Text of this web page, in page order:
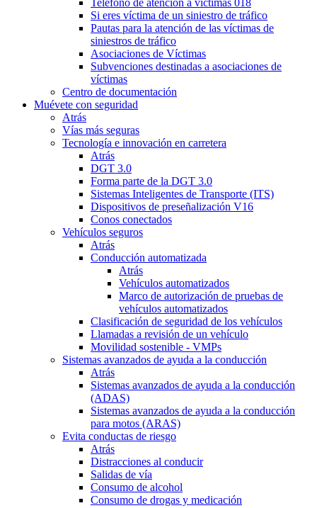
Teléfono de atención a víctimas 018
Si eres víctima de un siniestro de tráfico
Pautas para la atención de las víctimas de
siniestros de tráfico
Asociaciones de Víctimas
Subvenciones destinadas a asociaciones de
víctimas
Centro de documentación
Muévete con seguridad
Atrás
Vías más seguras
Tecnología e innovación en carretera
Atrás
DGT 3.0
Forma parte de la DGT 3.0
Sistemas Inteligentes de Transporte (ITS)
Dispositivos de preseñalización V16
Conos conectados
Vehículos seguros
Atrás
Conducción automatizada
Atrás
Vehículos automatizados
Marco de autorización de pruebas de
vehículos automatizados
Clasificación de seguridad de los vehículos
Llamadas a revisión de un vehículo
Movilidad sostenible - VMPs
Sistemas avanzados de ayuda a la conducción
Atrás
Sistemas avanzados de ayuda a la conducción
(ADAS)
Sistemas avanzados de ayuda a la conducción
para motos (ARAS)
Evita conductas de riesgo
Atrás
Distracciones al conducir
Salidas de vía
Consumo de alcohol
Consumo de drogas y medicación